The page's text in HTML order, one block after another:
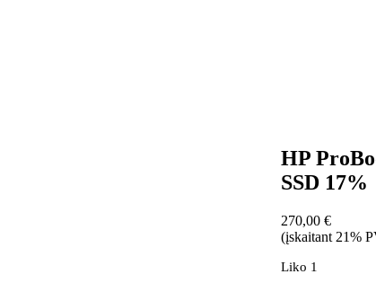
HP
SSD 17%
270,00 €
(įskaitant 21%
Liko 1